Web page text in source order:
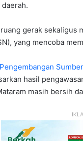
gerak sekaligus
yang mencoba
hasil
masih bersih